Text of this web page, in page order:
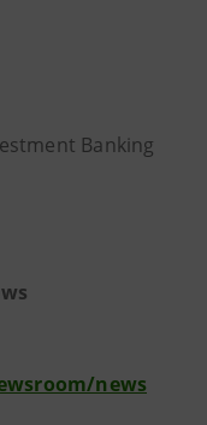
Banking
news